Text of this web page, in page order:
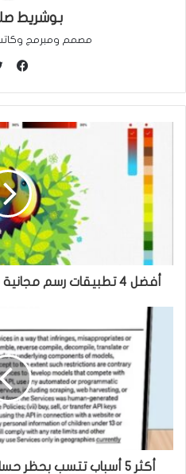
بوشريط
مصمم ومبرمج
ي
س
و
ك
أفضل 4 تطبيقات رسم مجانية موجهة لمستخدمي الماك
أكثر 5 أسباب تتسب بحظر حسابات ChatGPT عليك تجنبها